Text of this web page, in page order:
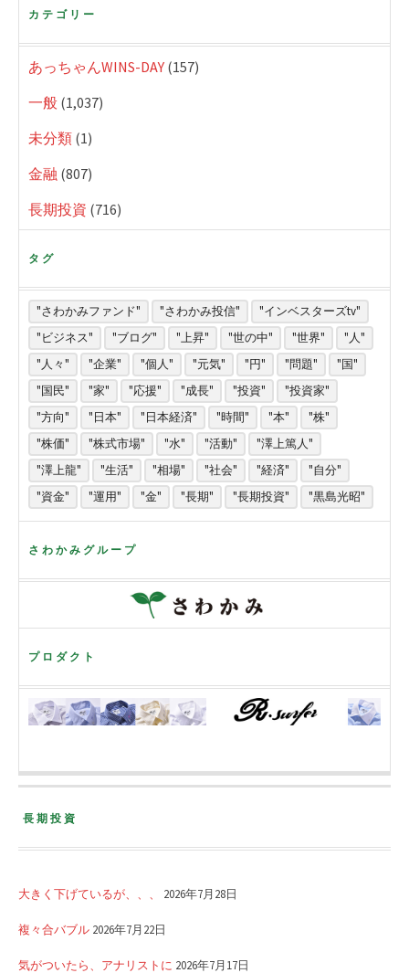
カテゴリー
あっちゃんWINS-DAY (157)
一般 (1,037)
未分類 (1)
金融 (807)
長期投資 (716)
タグ
"さわかみファンド" "さわかみ投信"
"インベスターズtv"
"ビジネス"
"ブログ" "上昇" "世の中" "世界"
"人"
"人々"
"企業" "個人" "元気" "円" "問題"
"国"
"国民"
"家" "応援" "成長" "投資"
"投資家"
"方向"
"日本" "日本経済" "時間" "本"
"株"
"株価"
"株式市場" "水" "活動"
"澤上篤人"
"澤上龍"
"生活" "相場" "社会" "経済"
"自分"
"資金"
"運用" "金" "長期" "長期投資" "黒島光昭"
さわかみグループ
プロダクト
長期投資
大きく下げているが、、、 2026年7月28日
複々合バブル 2026年7月22日
気がついたら、アナリストに 2026年7月17日